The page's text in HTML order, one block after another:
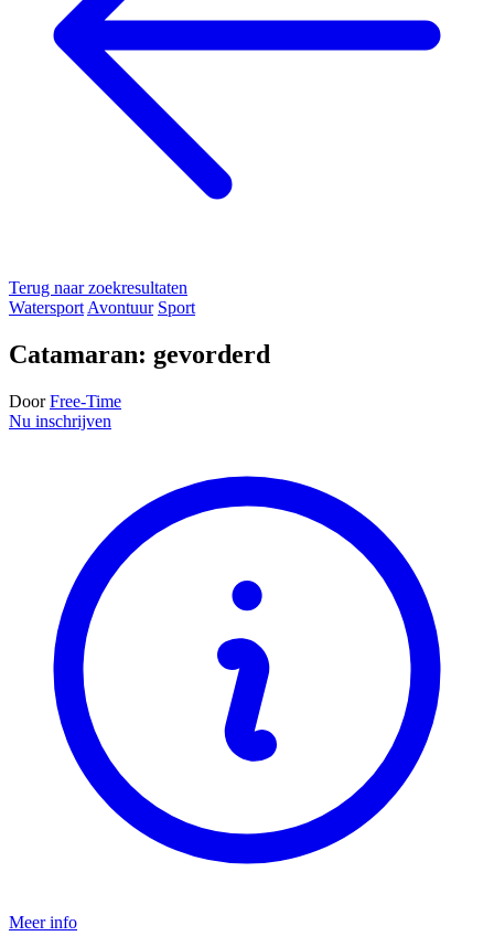
Terug naar zoekresultaten
Watersport Avontuur Sport
Catamaran: gevorderd
Door Free-Time
Nu inschrijven
Meer info